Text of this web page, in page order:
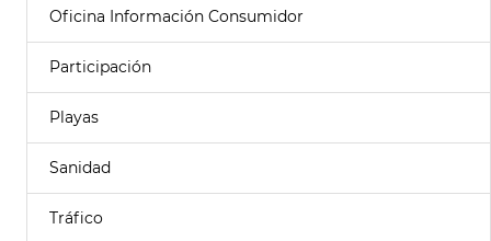
Oficina Información Consumidor
Participación
Playas
Sanidad
Tráfico